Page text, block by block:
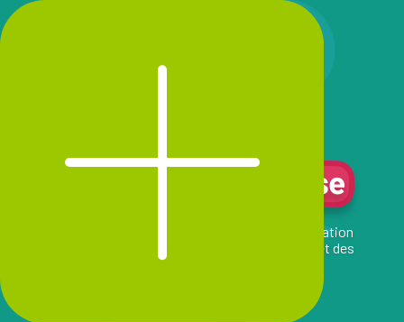
La Tour Merveilleuse
Venez découvrir ce lieu insolite, sa programmation
vivante et tout ce qui se crée au fil des idées et des
envies collectives !